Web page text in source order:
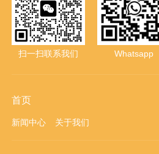
扫一扫联系我们 Whatsapp
首页
新闻中心 关于我们